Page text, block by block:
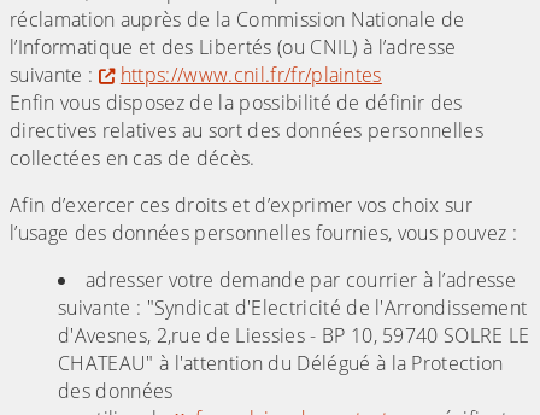
réclamation auprès de la Commission Nationale de
l’Informatique et des Libertés (ou CNIL) à l’adresse
suivante :
https://www.cnil.fr/fr/plaintes
Enfin vous disposez de la possibilité de définir des
directives relatives au sort des données personnelles
collectées en cas de décès.
Afin d’exercer ces droits et d’exprimer vos choix sur
l’usage des données personnelles fournies, vous pouvez :
adresser votre demande par courrier à l’adresse
suivante : "Syndicat d'Electricité de l'Arrondissement
d'Avesnes, 2,rue de Liessies - BP 10, 59740 SOLRE LE
CHATEAU" à l'attention du Délégué à la Protection
des données